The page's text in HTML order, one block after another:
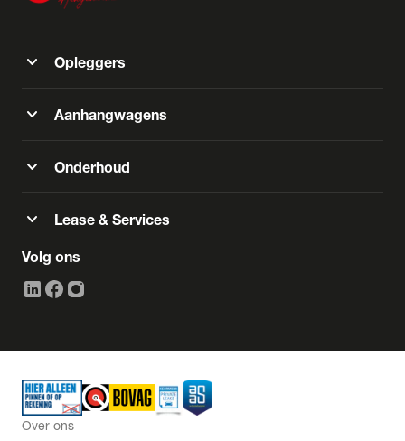
expand_more Opleggers
expand_more Aanhangwagens
expand_more Onderhoud
expand_more Lease & Services
Volg ons
Over ons